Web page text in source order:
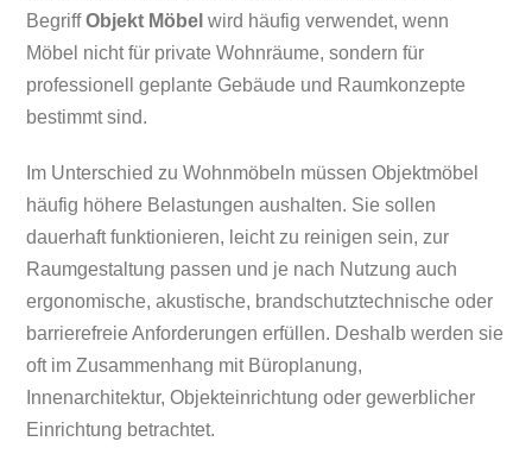
BegriffObjekt Möbel wird häufig verwendet, wenn
Möbel nicht für private Wohnräume, sondern für
professionell geplante Gebäude und Raumkonzepte
bestimmt sind.
Im Unterschied zu Wohnmöbeln müssen Objektmöbel
häufig höhere Belastungen aushalten. Sie sollen
dauerhaft funktionieren, leicht zu reinigen sein, zur
Raumgestaltung passen und je nach Nutzung auch
ergonomische, akustische, brandschutztechnische oder
barrierefreie Anforderungen erfüllen. Deshalb werden sie
oft im Zusammenhang mit Büroplanung,
Innenarchitektur, Objekteinrichtung oder gewerblicher
Einrichtung betrachtet.